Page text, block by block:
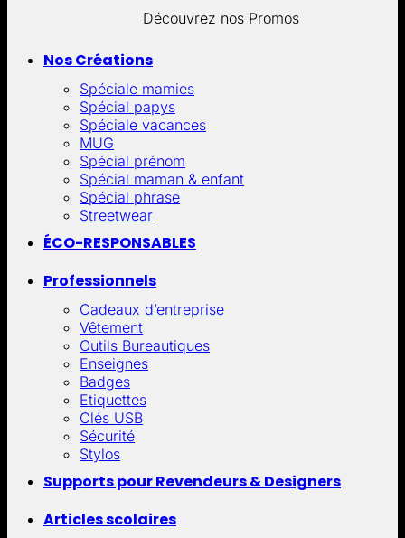
Découvrez nos Promos
Nos Créations
Spéciale mamies
Spécial papys
Spéciale vacances
MUG
Spécial prénom
Spécial maman & enfant
Spécial phrase
Streetwear
ÉCO-RESPONSABLES
Professionnels
Cadeaux d’entreprise
Vêtement
Outils Bureautiques
Enseignes
Badges
Etiquettes
Clés USB
Sécurité
Stylos
Supports pour Revendeurs & Designers
Articles scolaires